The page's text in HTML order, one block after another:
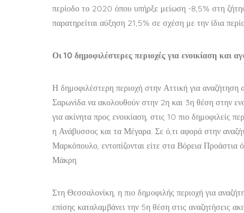
περίοδο το 2020 όπου υπήρξε μείωση -8,5% στη
παρατηρείται αύξηση 21,5% σε σχέση με την ίδια
Οι 10 δημοφιλέστερες περιοχές για ενοικίαση και
Η δημοφιλέστερη περιοχή στην Αττική για
Σαρωνίδα να ακολουθούν στην 2η και 3η θέση στην
για ακίνητα προς ενοικίαση, στις 10 πιο δημοφιλείς
η Ανάβυσσος και τα Μέγαρα. Σε ό,τι αφορά στην
Μαρκόπουλο, εντοπίζονται είτε στα Βόρεια
Μάκρη.
Στη Θεσσαλονίκη, η πιο δημοφιλής περιοχή για
επίσης καταλαμβάνει την 5η θέση στις αναζητήσεις